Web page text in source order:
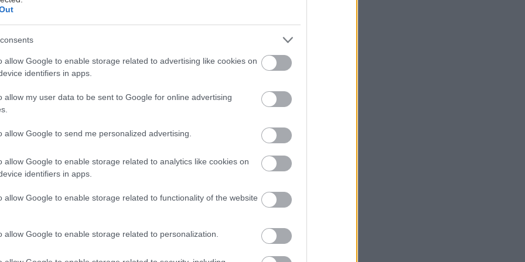
allow Google to enable storage related to advertising like cookies on
identifiers in apps.
allow my user data to be sent to Google for online advertising
allow Google to send me personalized advertising.
allow Google to enable storage related to analytics like cookies on
identifiers in apps.
allow Google to enable storage related to functionality of the website
allow Google to enable storage related to personalization.
στο πολιτικό κατεστημένο των 90s,ο αξιοσέβαστος
Βασίλης Λεβέντης,
θανάτου του έκανε γνωστή ο γιος του, Μάριος Γεωργιάδης, με
μεσημέρι της Τετάρτης 1η Ιουλίου.
ότι αυτή η στιγμή θα ερχόταν τόσο νωρίς.